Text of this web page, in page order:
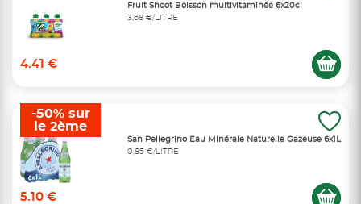
Fruit Shoot Boisson multivitaminée 6x20cl
3,68 €/LITRE
4.41 €
San Pellegrino Eau Minérale Naturelle Gazeuse 6x1L
0,85 €/LITRE
5.10 €
-50% sur
le 2ème